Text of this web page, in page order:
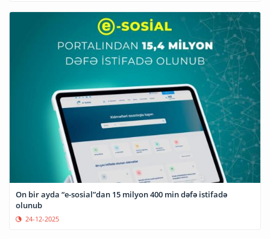
On bir ayda “e-sosial”dan 15 milyon 400 min dəfə istifadə
olunub
24-12-2025